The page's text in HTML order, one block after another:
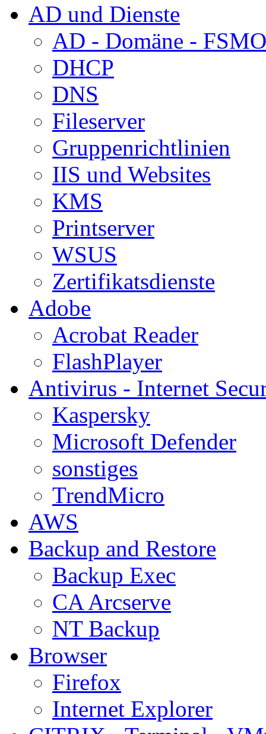
AD und Dienste
AD - Domäne - FSMO
DHCP
DNS
Fileserver
Gruppenrichtlinien
IIS und Websites
KMS
Printserver
WSUS
Zertifikatsdienste
Adobe
Acrobat Reader
FlashPlayer
Antivirus - Internet
Kaspersky
Microsoft Defender
sonstiges
TrendMicro
AWS
Backup and Restore
Backup Exec
CA Arcserve
NT Backup
Browser
Firefox
Internet Explorer